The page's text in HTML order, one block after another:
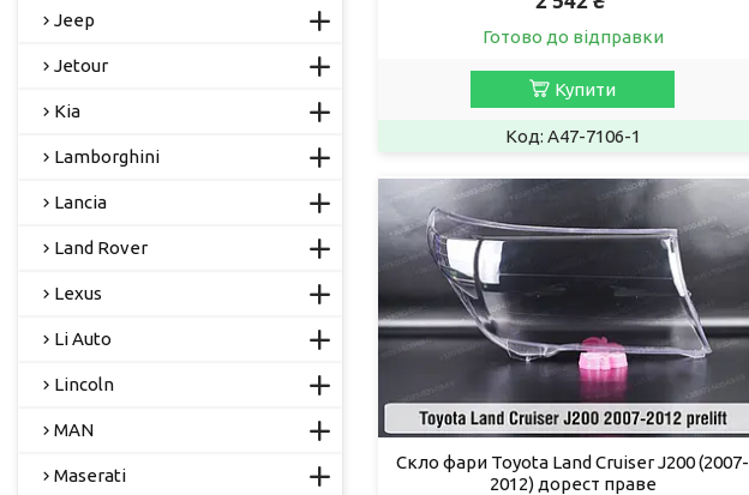
Готово до відправки
Купити
A47-7106-1
Скло фари Toyota Land Cruiser J200 (2007-
2012) дорест праве
Jeep
Jetour
Kia
Lamborghini
Lancia
Land Rover
Lexus
Li Auto
Lincoln
MAN
Maserati